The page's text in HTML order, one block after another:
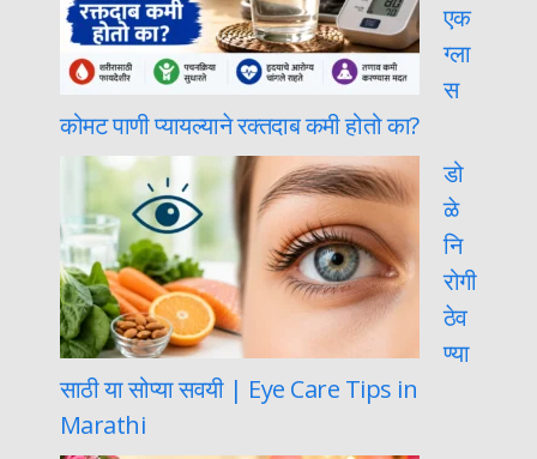
एक
ग्ला
स
कोमट पाणी प्यायल्याने रक्तदाब कमी होतो का?
डो
ळे
नि
रोगी
ठेव
ण्या
साठी या सोप्या सवयी | Eye Care Tips in
Marathi